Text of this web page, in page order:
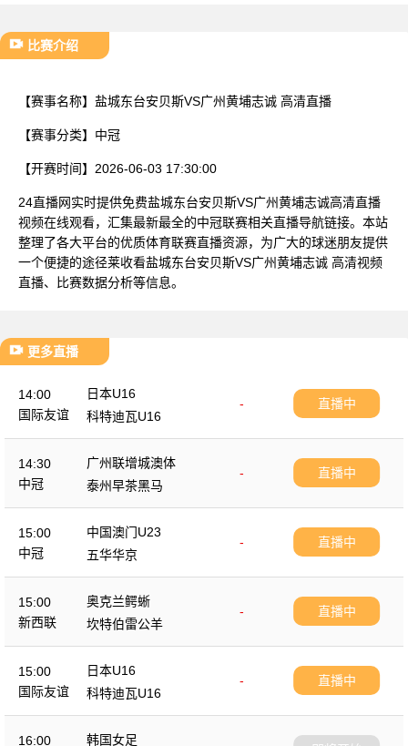
比赛介绍
【赛事名称】 盐城东台安贝斯VS广州黄埔志诚 高清直播
【赛事分类】 中冠
【开赛时间】 2026-06-03 17:30:00
24直播网实时提供免费盐城东台安贝斯VS广州黄埔志诚高清直播
视频在线观看，汇集最新最全的中冠联赛相关直播导航链接。本站
整理了各大平台的优质体育联赛直播资源，为广大的球迷朋友提供
一个便捷的途径莱收看盐城东台安贝斯VS广州黄埔志诚 高清视频
直播、比赛数据分析等信息。
更多直播
14:00
国际友谊
日本U16
-
科特迪瓦U16
直播中
14:30
中冠
广州联增城澳体
-
泰州早茶黑马
直播中
15:00
中冠
中国澳门U23
-
五华华京
直播中
15:00
新西联
奥克兰鳄蜥
-
坎特伯雷公羊
直播中
15:00
国际友谊
日本U16
-
科特迪瓦U16
直播中
16:00
韩国女足